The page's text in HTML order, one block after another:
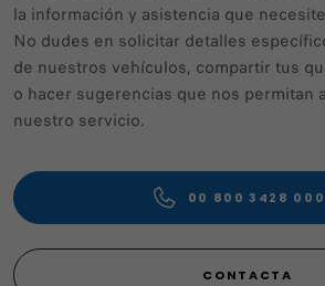
la información y asistencia que
No dudes en solicitar detalles
de nuestros vehículos, compartir tus
o hacer sugerencias que nos permitan
nuestro servicio.
00 800 3428
CONTACTA